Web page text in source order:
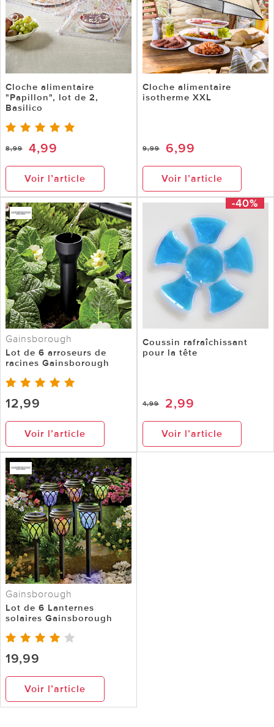
Cloche alimentaire
"Papillon", lot de 2,
Basilico
8,99 4,99
Voir l’article
Cloche alimentaire
isotherme XXL
9,99 6,99
Voir l’article
Gainsborough
Lot de 6 arroseurs de
racines Gainsborough
12,99
Voir l’article
-40%
Coussin rafraîchissant
pour la tête
4,99 2,99
Voir l’article
Gainsborough
Lot de 6 Lanternes
solaires Gainsborough
19,99
Voir l’article